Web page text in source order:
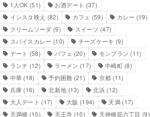
1人OK (51) お酒デート (37)
インスタ映え (82) カフェ (59) カレー (19)
クリームソーダ (9) スイーツ (47)
スパイスカレー (10) チーズケーキ (9)
デート (58) パフェ (20) モンブラン (11)
ランチ (12) ラーメン (17) 中崎町(8)
中華 (18) 予約困難 (21) 京都 (11)
兵庫 (16) 北新地 (13) 北浜 (12)
大人デート (17) 大阪 (194) 天満(17)
天満橋 (10) 天王寺 (10) 天神橋筋六丁目 (9)